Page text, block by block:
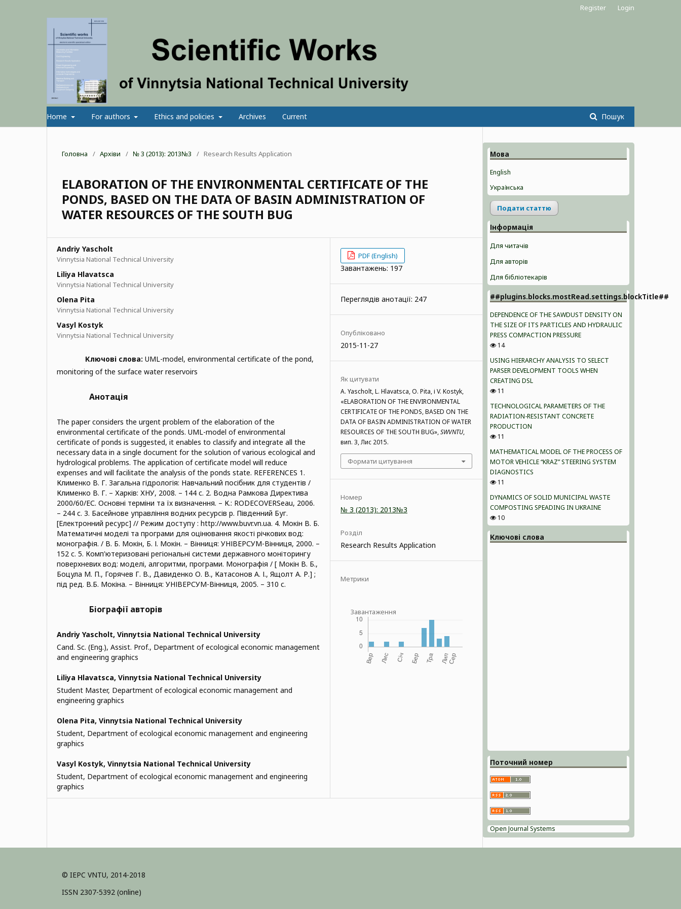
Home For authors Ethics and policies Archives Current Пошук
Register Login
Головна / Архіви / № 3 (2013): 2013№3 / Research Results Application
ELABORATION OF THE ENVIRONMENTAL CERTIFICATE OF THE
PONDS, BASED ON THE DATA OF BASIN ADMINISTRATION OF
WATER RESOURCES OF THE SOUTH BUG
Andriy Yascholt
Vinnytsia National Technical University
Liliya Hlavatsca
Vinnytsia National Technical University
Olena Pita
Vinnytsia National Technical University
Vasyl Kostyk
Vinnytsia National Technical University
Ключові слова: UML-model, environmental certificate of the pond,
monitoring of the surface water reservoirs
Анотація
The paper considers the urgent problem of the elaboration of the
environmental certificate of the ponds. UML-model of environmental
certificate of ponds is suggested, it enables to classify and integrate all the
necessary data in a single document for the solution of various ecological and
hydrological problems. The application of certificate model will reduce
expenses and will facilitate the analysis of the ponds state. REFERENCES 1.
Клименко В. Г. Загальна гідрологія: Навчальний посібник для студентів /
Клименко В. Г. – Харків: ХНУ, 2008. – 144 c. 2. Водна Рамкова Директива
2000/60/ЕС. Основні терміни та їх визначення. – К.: RODECOVERSeau, 2006.
– 244 с. 3. Басейнове управління водних ресурсів р. Південний Буг.
[Електронний ресурс] // Режим доступу : http://www.buvr.vn.ua. 4. Мокін В. Б.
Математичні моделі та програми для оцінювання якості річкових вод:
монографія. / В. Б. Мокін, Б. І. Мокін. – Вінниця: УНІВЕРСУМ-Вінниця, 2000. –
152 с. 5. Комп'ютеризовані регіональні системи державного моніторингу
поверхневих вод: моделі, алгоритми, програми. Монографія / [ Мокін В. Б.,
Боцула М. П., Горячев Г. В., Давиденко О. В., Катасонов А. І., Ящолт А. Р.] ;
під ред. В.Б. Мокіна. – Вінниця: УНІВЕРСУМ-Вінниця, 2005. – 310 с.
Біографії авторів
Andriy Yascholt, Vinnytsia National Technical University
Cand. Sc. (Eng.), Assist. Prof., Department of ecological economic management
and engineering graphics
Liliya Hlavatsca, Vinnytsia National Technical University
Student Master, Department of ecological economic management and
engineering graphics
Olena Pita, Vinnytsia National Technical University
Student, Department of ecological economic management and engineering
graphics
Vasyl Kostyk, Vinnytsia National Technical University
Student, Department of ecological economic management and engineering
graphics
PDF (English)
Завантажень: 197
Переглядів анотації: 247
Опубліковано
2015-11-27
Як цитувати
A. Yascholt, L. Hlavatsca, O. Pita, і V. Kostyk,
«ELABORATION OF THE ENVIRONMENTAL
CERTIFICATE OF THE PONDS, BASED ON THE
DATA OF BASIN ADMINISTRATION OF WATER
RESOURCES OF THE SOUTH BUG»,SWVNTU,
вип. 3, Лис 2015.
Формати цитування
Номер
№ 3 (2013): 2013№3
Розділ
Research Results Application
Метрики
Завантаження
Мова
English
Українська
Подати статтю
Інформація
Для читачів
Для авторів
Для бібліотекарів
##plugins.blocks.mostRead.settings.blockTitle##
DEPENDENCE OF THE SAWDUST DENSITY ON
THE SIZE OF ITS PARTICLES AND HYDRAULIC
PRESS COMPACTION PRESSURE
14
USING HIERARCHY ANALYSIS TO SELECT
PARSER DEVELOPMENT TOOLS WHEN
CREATING DSL
11
TECHNOLOGICAL PARAMETERS OF THE
RADIATION-RESISTANT CONCRETE
PRODUCTION
11
MATHEMATICAL MODEL OF THE PROCESS OF
MOTOR VEHICLE “KRAZ” STEERING SYSTEM
DIAGNOSTICS
11
DYNAMICS OF SOLID MUNICIPAL WASTE
COMPOSTING SPEADING IN UKRAINE
10
Ключові слова
Поточний номер
Open Journal Systems
© IEPC VNTU, 2014-2018
ISSN 2307-5392 (online)